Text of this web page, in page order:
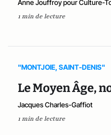
Anne Jouffroy pour Culture-
1 min de lecture
"MONTJOIE, SAINT-DENIS"
Le Moyen Âge,
Jacques Charles-Gaffiot
1 min de lecture